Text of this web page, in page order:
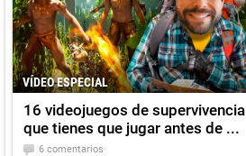
VÍDEO ESPECIAL
16 videojuegos de supervivencia
que tienes que jugar antes de ...
6 comentarios